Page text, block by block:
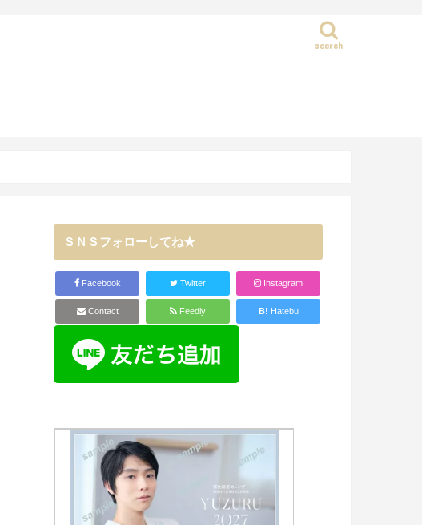
search
ＳＮＳフォローしてね★
Facebook Twitter Instagram
Contact Feedly B! Hatebu